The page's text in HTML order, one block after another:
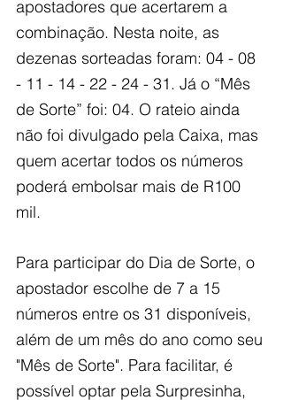
apostadores que acertarem a
combinação. Nesta noite, as
dezenas sorteadas foram: 04 - 08
- 11 - 14 - 22 - 24 - 31. Já o “Mês
de Sorte” foi: 04. O rateio ainda
não foi divulgado pela Caixa, mas
quem acertar todos os números
poderá embolsar mais de R100
mil.
Para participar do Dia de Sorte, o
apostador escolhe de 7 a 15
números entre os 31 disponíveis,
além de um mês do ano como seu
"Mês de Sorte". Para facilitar, é
possível optar pela Surpresinha,